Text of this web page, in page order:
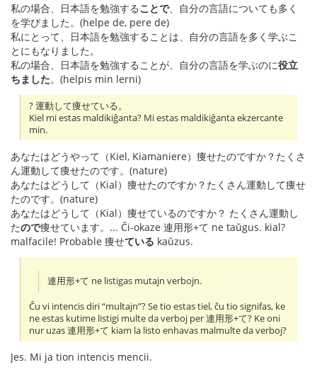
私の場合、日本語を勉強することで、自分の言語についても多く
を学びました。(helpe de, pere de)
私にとって、日本語を勉強することは、自分の言語を多く学ぶこ
とにもなりました。
私の場合、日本語を勉強することが、自分の言語を学ぶのに役立
ちました。(helpis min lerni)
? 運動して痩せている。
Kiel mi estas maldikiĝanta? Mi estas maldikiĝanta ekzercante
min.
あなたはどうやって（Kiel, Kiamaniere）痩せたのですか？たくさ
ん運動して痩せたのです。(nature)
あなたはどうして（Kial）痩せたのですか？たくさん運動して痩せ
たのです。(nature)
あなたはどうして（Kial）痩せているのですか？ たくさん運動し
たので痩せています。... Ĉi-okaze 連用形+て ne taŭgus. kial?
malfacile! Probable 痩せている kaŭzus.
連用形+て ne listigas mutajn verbojn.
Ĉu vi intencis diri “multajn”? Se tio estas tiel, ĉu tio signifas, ke
ne estas kutime listigi multe da verboj per 連用形+て? Ke oni
nur uzas 連用形+て kiam la listo enhavas malmulte da verboj?
Jes. Mi ja tion intencis mencii.